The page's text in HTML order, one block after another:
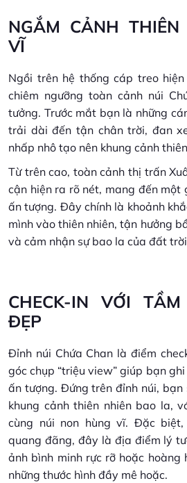
NGẮM CẢNH THIÊN
VĨ
Ngồi trên hệ thống cáp treo
chiêm ngưỡng toàn cảnh núi
tưởng. Trước mắt bạn là những
trải dài đến tận chân trời, đan
nhấp nhô tạo nên khung cảnh
Từ trên cao, toàn cảnh thị trấn
cận hiện ra rõ nét, mang đến một
ấn tượng. Đây chính là khoảnh
mình vào thiên nhiên, tận hưởng
và cảm nhận sự bao la của đất
CHECK-IN VỚI
ĐẸP
Đỉnh núi Chứa Chan là điểm
góc chụp “triệu view” giúp bạn
ấn tượng. Đứng trên đỉnh núi, bạn
khung cảnh thiên nhiên bao la,
cùng núi non hùng vĩ. Đặc
quang đãng, đây là địa điểm lý
ảnh bình minh rực rỡ hoặc hoàng
những thước hình đầy mê hoặc.